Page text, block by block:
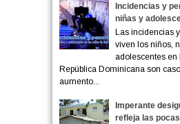
Incidencias y
niñas y
Las incidencias
viven los niños,
adolescentes en
República Dominicana son
aumento...
Imperante
refleja las